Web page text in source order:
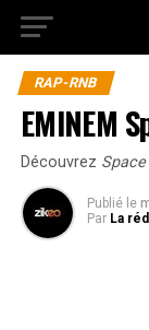
RAP-RNB
EMINEM
Découvrez
Publié le
Par La